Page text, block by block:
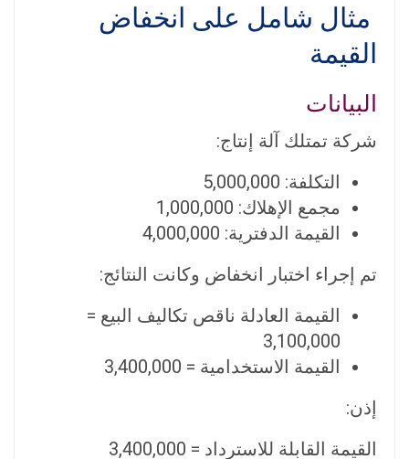
مثال شامل على انخفاض
القيمة
البيانات
شركة تمتلك آلة إنتاج:
التكلفة: 5,000,000
مجمع الإهلاك: 1,000,000
القيمة الدفترية: 4,000,000
تم إجراء اختبار انخفاض وكانت النتائج:
القيمة العادلة ناقص تكاليف البيع =
3,100,000
القيمة الاستخدامية = 3,400,000
إذن:
القيمة القابلة للاسترداد = 3,400,000